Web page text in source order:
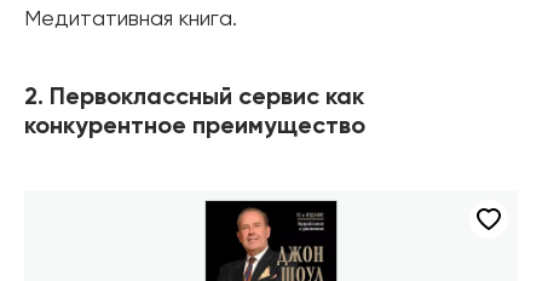
Медитативная книга.
2. Первоклассный сервис как
конкурентное преимущество